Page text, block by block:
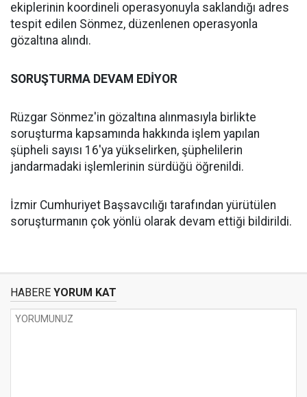
ekiplerinin koordineli operasyonuyla saklandığı adres
tespit edilen Sönmez, düzenlenen operasyonla
gözaltına alındı.
SORUŞTURMA DEVAM EDİYOR
Rüzgar Sönmez'in gözaltına alınmasıyla birlikte
soruşturma kapsamında hakkında işlem yapılan
şüpheli sayısı 16'ya yükselirken, şüphelilerin
jandarmadaki işlemlerinin sürdüğü öğrenildi.
İzmir Cumhuriyet Başsavcılığı tarafından yürütülen
soruşturmanın çok yönlü olarak devam ettiği bildirildi.
HABERE YORUM KAT